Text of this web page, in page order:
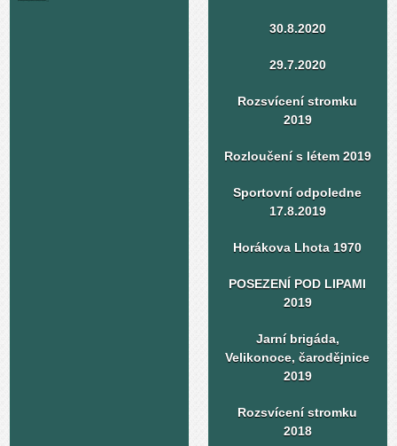
30.8.2020
29.7.2020
Rozsvícení stromku
2019
Rozloučení s létem 2019
Sportovní odpoledne
17.8.2019
Horákova Lhota 1970
POSEZENÍ POD LIPAMI
2019
Jarní brigáda,
Velikonoce, čarodějnice
2019
Rozsvícení stromku
2018